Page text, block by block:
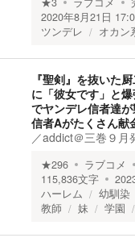
2020年8月21日
ツンデレ
オカン
『聖剣』を抜いた
に「彼女です」と
でヤンデレ信者達
信者Aがたくさん献
／addict＠三巻９月
★296 ラブコメ
115,836文字
ハーレム
幼馴染
教師
妹 学園